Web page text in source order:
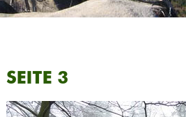
Seite
3